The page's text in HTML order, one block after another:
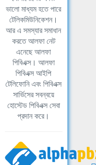
ভালো মাধ্যম হতে পারে
টেলিকমিউনিকেশন।
আর এ সমস্যার সমাধান
করতে আলফা নেট
এনেছে আলফা
পিবিএক্স। আলফা
পিবিএক্স আইপি
টেলিফোনি এবং পিবিএক্স
সার্ভিসের সবন্বয়ে
হোস্টেড পিবিএক্স সেবা
প্রদান করে।